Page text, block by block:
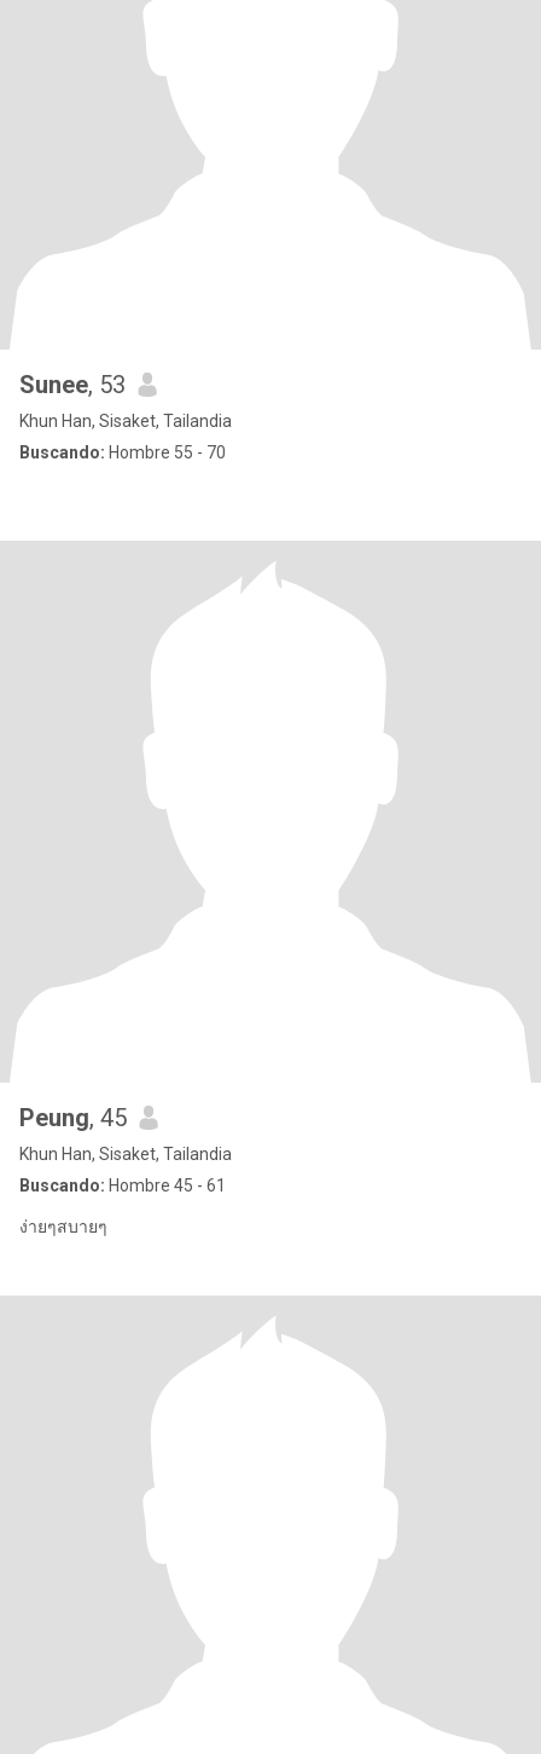
Sunee, 53
Khun Han, Sisaket, Tailandia
Buscando: Hombre 55 - 70
Peung, 45
Khun Han, Sisaket, Tailandia
Buscando: Hombre 45 - 61
ง่ายๆสบายๆ